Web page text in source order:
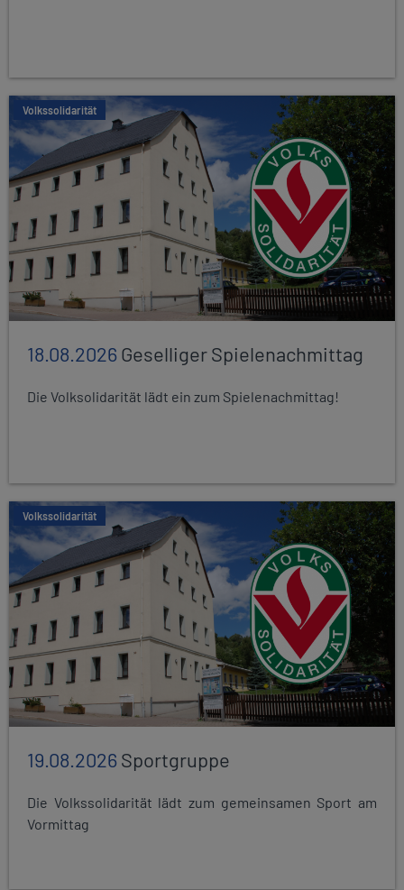
Volkssolidarität
18.08.2026Geselliger Spielenachmittag
Die Volksolidarität lädt ein zum Spielenachmittag!
Volkssolidarität
19.08.2026Sportgruppe
Die Volkssolidarität lädt zum gemeinsamen Sport am
Vormittag